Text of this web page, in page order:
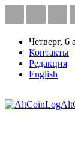
Четверг, 6
Контакты
Редакция
English